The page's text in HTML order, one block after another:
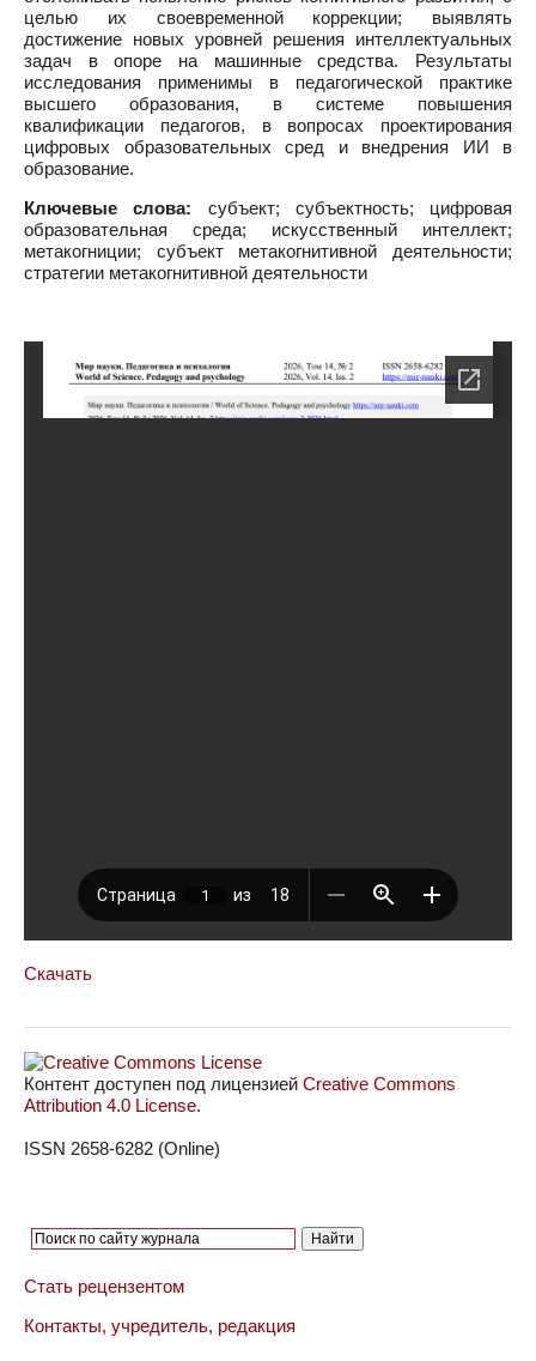
целью их своевременной коррекции; выявлять
достижение новых уровней решения интеллектуальных
задач в опоре на машинные средства. Результаты
исследования применимы в педагогической практике
высшего образования, в системе повышения
квалификации педагогов, в вопросах проектирования
цифровых образовательных сред и внедрения ИИ в
образование.
Ключевые слова: субъект; субъектность; цифровая
образовательная среда; искусственный интеллект;
метакогниции; субъект метакогнитивной деятельности;
стратегии метакогнитивной деятельности
Скачать
Контент доступен под лицензией Creative Commons
Attribution 4.0 License.
ISSN 2658-6282 (Online)
Стать рецензентом
Контакты, учредитель, редакция